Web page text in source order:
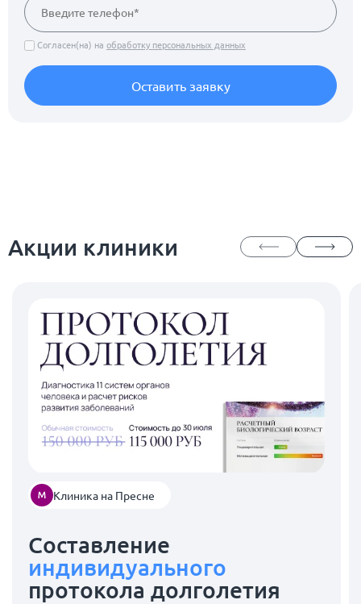
Согласен(на) на обработку персональных данных
Оставить заявку
Акции клиники
Клиника на Пресне
Составление
индивидуального
протокола долголетия